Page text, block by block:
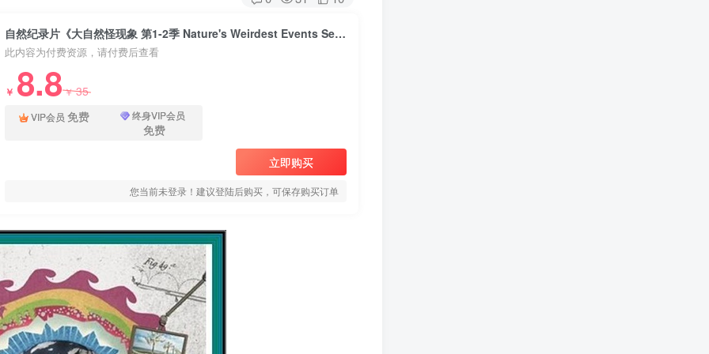
自然纪录片《大自然怪现象 第1-2季 Nature's Weirdest Events Season 1-2》下载
此内容为付费资源，请付费后查看
￥ 8.8￥35
VIP会员 免费 终身VIP会员
免费
立即购买
您当前未登录！建议登陆后购买，可保存购买订单